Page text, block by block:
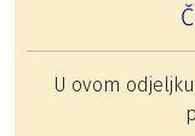
U ovom